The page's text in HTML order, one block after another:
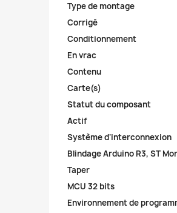
Type de montage
Corrigé
Conditionnement
En vrac
Contenu
Carte(s)
Statut du composant
Actif
Système d'interconnexion
Blindage Arduino R3, ST
Taper
MCU 32 bits
Environnement de